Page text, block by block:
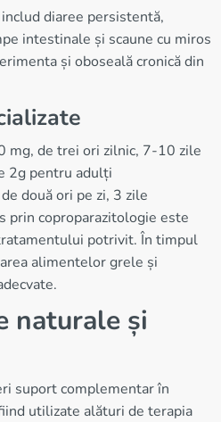
diaree persistentă,
intestinale și scaune cu miros
și oboseală cronică din
mg, de trei ori zilnic, 7-10 zile
2g pentru adulți
două ori pe zi, 3 zile
prin coproparazitologie este
potrivit. În timpul
alimentelor grele și
naturale și
suport complementar în
utilizate alături de terapia